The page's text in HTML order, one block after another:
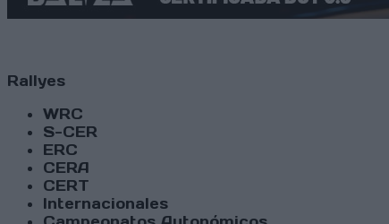
Rallyes
WRC
S-CER
ERC
CERA
CERT
Internacionales